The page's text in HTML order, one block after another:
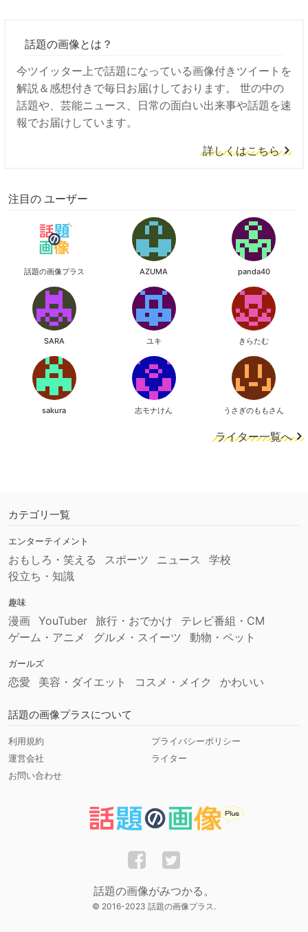
話題の画像とは？
今ツイッター上で話題になっている画像付きツイートを
解説＆感想付きで毎日お届けしております。 世の中の
話題や、芸能ニュース、日常の面白い出来事や話題を速
報でお届けしています。
詳しくはこちら
注目の ユーザー
話題の画像プラス AZUMA panda40
SARA ユキ きらたむ
sakura 志モナけん うさぎのももさん
ライター一覧へ
カテゴリ一覧
エンターテイメント
おもしろ・笑える スポーツ ニュース
学校
役立ち・知識
趣味
漫画 YouTuber 旅行・おでかけ
テレビ番組・CM
ゲーム・アニメ
グルメ・スイーツ 動物・ペット
ガールズ
恋愛 美容・ダイエット コスメ・メイク かわいい
話題の画像プラスについて
利用規約
プライバシーポリシー
運営会社
ライター
お問い合わせ
話題の画像がみつかる。
© 2016-2023 話題の画像プラス.